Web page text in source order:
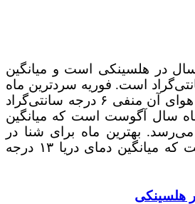
در هلسینکی است و میانگین
درجه سانتی‌گراد است. فوریه سردترین ماه
سال و میانگین دمای هوای آن منفی ۶ درجه سانتی‌گراد
سال آگوست است که میانگین
میلیمتر می‌رسد. بهترین ماه برای شنا در
دریا، ماه آگوست است که میانگین دمای دریا ۱۳ درجه
هلسینکی